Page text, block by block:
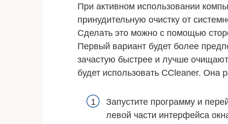
При активном использовании
принудительную очистку от
Сделать это можно с помощью
Первый вариант будет более
зачастую быстрее и лучше
будет использовать CCleaner. Она
Запустите программу и
левой части интерфейса